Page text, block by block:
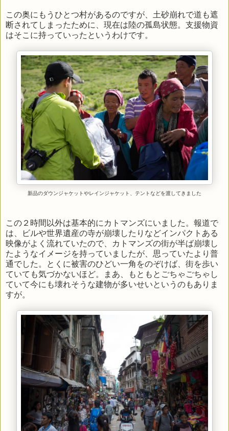
この奥にもうひとつ村があるのですが、土砂崩れで道も遮
断されてしまったために、現在は陸の孤島状態。支援物資
はそこに持っていったというわけです。
新品のダウンジャケットやレインジャケット、テントなどを渡してきました
この２時間以外は基本的にカトマンズにいました。報道で
は、ビルや世界遺産の寺が崩壊したりなどインパクトある
映像がよく流れていたので、カトマンズの街が半ば崩壊し
たようなイメージを持っていましたが、思っていたより普
通でした。とくに被害のひどい一角をのぞけば、街を歩い
ていても気づかないほど。まあ、もともとごちゃごちゃし
ていて今にも壊れそうな建物が多いせいというのもありま
すが。